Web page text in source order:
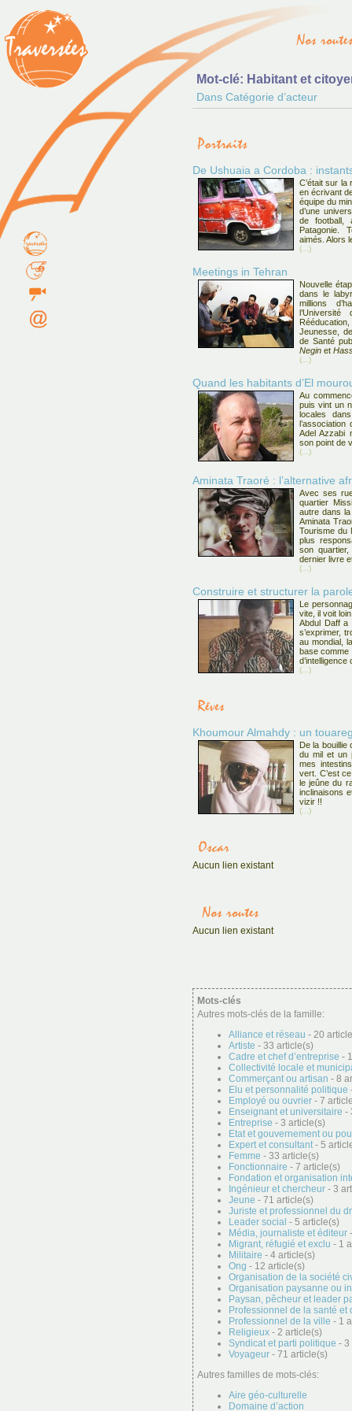
Mot-clé: Habitant et
Dans Catégorie d’acteur
De Ushuaia a Cordoba :
C’était sur
en écrivant
équipe du
d’une
de football,
Patagonie.
aimés. Alors
(...)
Meetings in Tehran
Nouvelle
dans le
millions
Jeunesse,
de Santé
Negin et
(...)
Quand les habitants d’El
Au
puis vint un
locales
Adel Azzabi
son point de
(...)
Aminata Traoré : l’alternative
Avec ses
quartier
autre dans
Aminata
Tourisme du
plus
son
dernier livre
(...)
Construire et structurer la
Le
vite, il voit
Abdul Daff
s’exprimer,
au mondial,
base comme
d’intelligence
(...)
Khoumour Almahdy : un
De la bouillie
du mil et un
mes
vert. C’est
le jeûne du
inclinaisons
vizir !!
(...)
Aucun lien existant
Aucun lien existant
Mots-clés
Autres mots-clés de la famille:
Alliance et réseau - 20
Artiste - 33 article(s)
Cadre et chef d’entreprise -
Collectivité locale et
Commerçant ou artisan - 8
Elu et personnalité politique
Employé ou ouvrier - 7
Enseignant et universitaire -
Entreprise - 3 article(s)
Etat et gouvernement ou
Expert et consultant- 5
Femme - 33 article(s)
Fonctionnaire - 7 article(s)
Fondation et organisation
Ingénieur et chercheur - 3
Jeune - 71 article(s)
Juriste et professionnel du
Leader social - 5 article(s)
Média, journaliste et éditeur
Migrant, réfugié et exclu - 1
Militaire - 4 article(s)
Ong - 12 article(s)
Organisation de la société
Organisation paysanne ou
Paysan, pêcheur et leader
Professionnel de la santé et
Professionnel de la ville - 1
Religieux - 2 article(s)
Syndicat et parti politique - 3
Voyageur - 71 article(s)
Autres familles de mots-clés:
Aire géo-culturelle
Domaine d’action